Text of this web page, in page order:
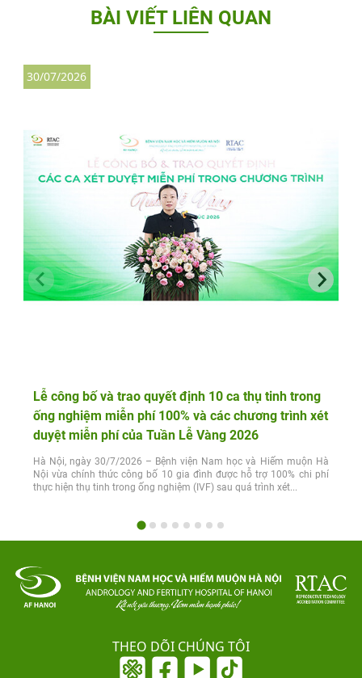
BÀI VIẾT LIÊN QUAN
Lễ công bố và trao quyết định 10 ca thụ tinh trong
ống nghiệm miễn phí 100% và các chương trình xét
duyệt miễn phí của Tuần Lễ Vàng 2026
Hà Nội, ngày 30/7/2026 – Bệnh viện Nam học và Hiếm muộn Hà
Nội vừa chính thức công bố 10 gia đình được hỗ trợ 100% chi phí
thực hiện thụ tinh trong ống nghiệm (IVF) sau quá trình xét...
30/07/2026
THEO DÕI CHÚNG TÔI